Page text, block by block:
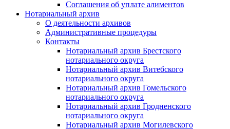
Соглашения об уплате алиментов
Нотариальный архив
О деятельности архивов
Административные процедуры
Контакты
Нотариальный архив Брестского
нотариального округа
Нотариальный архив Витебского
нотариального округа
Нотариальный архив Гомельского
нотариального округа
Нотариальный архив Гродненского
нотариального округа
Нотариальный архив Могилевского